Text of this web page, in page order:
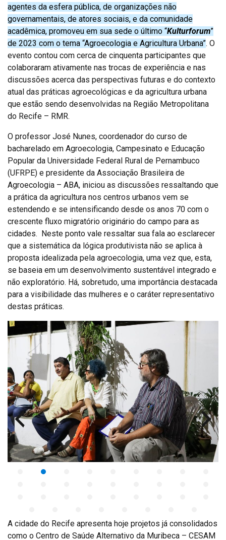
agentes da esfera pública, de organizações não
governamentais, de atores sociais, e da comunidade
acadêmica, promoveu em sua sede o último “Kulturforum”
de 2023 com o tema “Agroecologia e Agricultura Urbana”. O
evento contou com cerca de cinquenta participantes que
colaboraram ativamente nas trocas de experiência e nas
discussões acerca das perspectivas futuras e do contexto
atual das práticas agroecológicas e da agricultura urbana
que estão sendo desenvolvidas na Região Metropolitana
do Recife – RMR.
O professor José Nunes, coordenador do curso de
bacharelado em Agroecologia, Campesinato e Educação
Popular da Universidade Federal Rural de Pernambuco
(UFRPE) e presidente da Associação Brasileira de
Agroecologia – ABA, iniciou as discussões ressaltando que
a prática da agricultura nos centros urbanos vem se
estendendo e se intensificando desde os anos 70 com o
crescente fluxo migratório originário do campo para as
cidades. Neste ponto vale ressaltar sua fala ao esclarecer
que a sistemática da lógica produtivista não se aplica à
proposta idealizada pela agroecologia, uma vez que, esta,
se baseia em um desenvolvimento sustentável integrado e
não exploratório. Há, sobretudo, uma importância destacada
para a visibilidade das mulheres e o caráter representativo
destas práticas.
A cidade do Recife apresenta hoje projetos já consolidados
como o Centro de Saúde Alternativo da Muribeca – CESAM